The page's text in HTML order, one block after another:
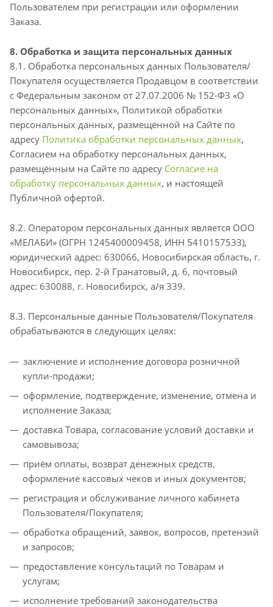
Пользователем при регистрации или оформлении
Заказа.
8. Обработка и защита персональных данных
8.1. Обработка персональных данных Пользователя/
Покупателя осуществляется Продавцом в соответствии
с Федеральным законом от 27.07.2006 № 152-ФЗ «О
персональных данных», Политикой обработки
персональных данных, размещённой на Сайте по
адресу Политика обработки персональных данных,
Согласием на обработку персональных данных,
размещённым на Сайте по адресу Согласие на
обработку персональных данных, и настоящей
Публичной офертой.
8.2. Оператором персональных данных является ООО
«МЕЛАБИ» (ОГРН 1245400009458, ИНН 5410157533),
юридический адрес: 630066, Новосибирская область, г.
Новосибирск, пер. 2-й Гранатовый, д. 6, почтовый
адрес: 630088, г. Новосибирск, а/я 339.
8.3. Персональные данные Пользователя/Покупателя
обрабатываются в следующих целях:
заключение и исполнение договора розничной
купли-продажи;
оформление, подтверждение, изменение, отмена и
исполнение Заказа;
доставка Товара, согласование условий доставки и
самовывоза;
приём оплаты, возврат денежных средств,
оформление кассовых чеков и иных документов;
регистрация и обслуживание личного кабинета
Пользователя/Покупателя;
обработка обращений, заявок, вопросов, претензий
и запросов;
предоставление консультаций по Товарам и
услугам;
исполнение требований законодательства